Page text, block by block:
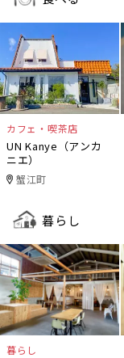
カフェ・喫茶店
UN Kanye（アンカ
ニエ）
蟹江町
暮らし
暮らし